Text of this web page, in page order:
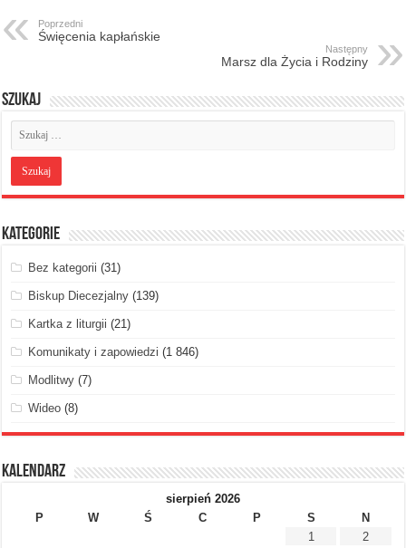
Poprzedni
Święcenia kapłańskie
Następny
Marsz dla Życia i Rodziny
Szukaj
Kategorie
Bez kategorii (31)
Biskup Diecezjalny (139)
Kartka z liturgii (21)
Komunikaty i zapowiedzi (1 846)
Modlitwy (7)
Wideo (8)
Kalendarz
sierpień 2026
P
W Ś C P S
N
1
2